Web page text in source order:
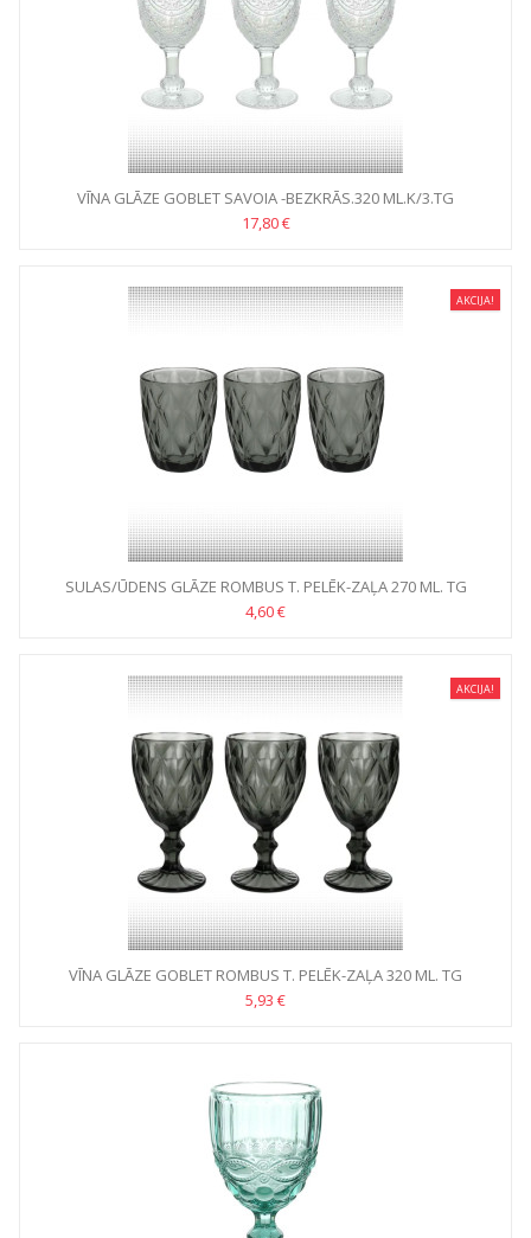
VĪNA GLĀZE GOBLET SAVOIA -BEZKRĀS.320 ML.K/3.TG
17,80 €
AKCIJA!
SULAS/ŪDENS GLĀZE ROMBUS T. PELĒK-ZAĻA 270 ML. TG
4,60 €
AKCIJA!
VĪNA GLĀZE GOBLET ROMBUS T. PELĒK-ZAĻA 320 ML. TG
5,93 €